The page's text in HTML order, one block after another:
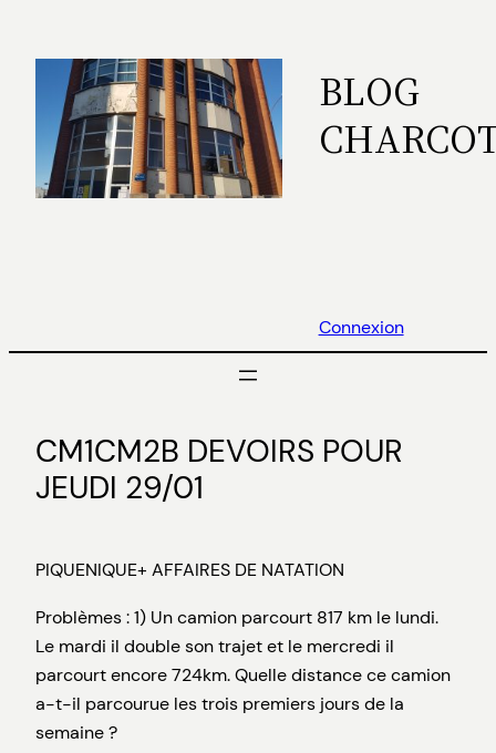
contenu
BLOG
Connexion
CM1CM2B DEVOIRS POUR
JEUDI 29/01
PIQUENIQUE+ AFFAIRES DE NATATION
Problèmes : 1) Un camion parcourt 817 km le lundi.
Le mardi il double son trajet et le mercredi il
parcourt encore 724km. Quelle distance ce camion
a-t-il parcourue les trois premiers jours de la
semaine ?